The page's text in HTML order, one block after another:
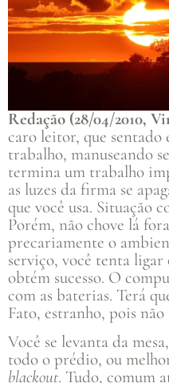
Redação (28/04/2010,
caro leitor, que sentado
trabalho, manuseando
termina um trabalho
as luzes da firma se
que você usa. Situação
Porém, não chove lá
precariamente o
serviço, você tenta
obtém sucesso. O
com as baterias. Terá
Fato, estranho, pois
Você se levanta da
todo o prédio, ou
blackout. Tudo, comum